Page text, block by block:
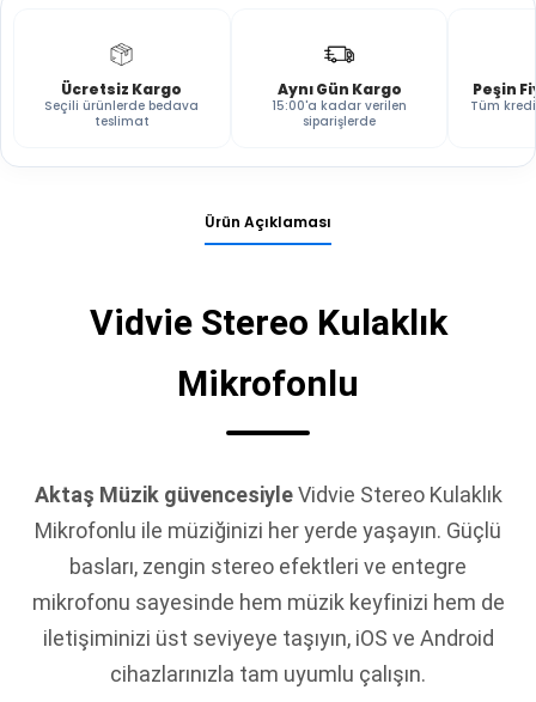
Ücretsiz Kargo
Seçili ürünlerde bedava
teslimat
Aynı Gün Kargo
15:00'a kadar verilen
siparişlerde
Peşin
Tüm
Ürün Açıklaması
Vidvie Stereo Kulaklık
Mikrofonlu
Aktaş Müzik güvencesiyleVidvie Stereo Kulaklık
Mikrofonlu ile müziğinizi her yerde yaşayın. Güçlü
basları, zengin stereo efektleri ve entegre
mikrofonu sayesinde hem müzik keyfinizi hem de
iletişiminizi üst seviyeye taşıyın, iOS ve Android
cihazlarınızla tam uyumlu çalışın.